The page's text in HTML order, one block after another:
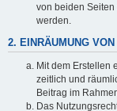
von beiden
werden.
2. EINRÄUMUNG
Mit dem Erstellen
zeitlich und
Beitrag im
Das